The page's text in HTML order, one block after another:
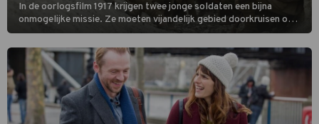
In de oorlogsfilm 1917 krijgen twee jonge soldaten een bijna
onmogelijke missie. Ze moeten vijandelijk gebied doorkruisen om
een belangrijke boodschap over te brengen aan een andere
legereenheid.